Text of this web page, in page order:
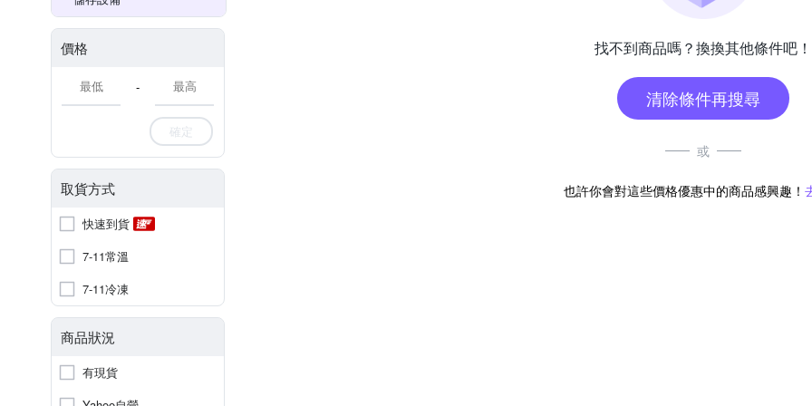
價格
-
確定
取貨方式
快速到貨
7-11常溫
7-11冷凍
商品狀況
有現貨
找不到商品嗎？換換其他條件吧！
清除條件再搜尋
或
也許你會對這些價格優惠中的商品感興趣！